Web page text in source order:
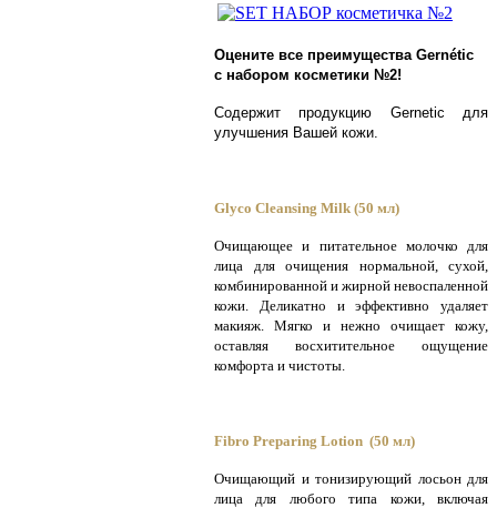
Оцените все преимущества Gernétic
с набором косметики №2!
Содержит продукцию Gernetic для
улучшения Вашей кожи.
Glyco Cleansing Milk (50 мл)
Очищающее и питательное молочко для
лица для очищения нормальной, сухой,
комбинированной и жирной невоспаленной
кожи. Деликатно и эффективно удаляет
макияж. Мягко и нежно очищает кожу,
оставляя восхитительное ощущение
комфорта и чистоты.
Fibro Preparing Lotion (50 мл)
Очищающий и тонизирующий лосьон для
лица для любого типа кожи, включая